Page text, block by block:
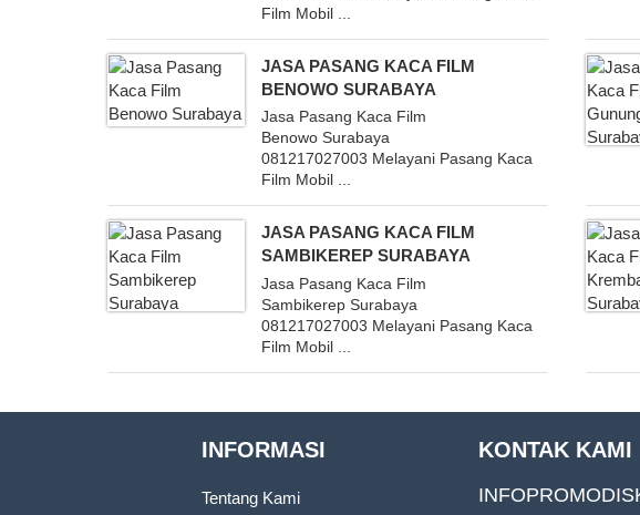
Film Mobil ...
JASA PASANG KACA FILM
BENOWO SURABAYA
Jasa Pasang Kaca Film
Benowo Surabaya
081217027003 Melayani Pasang Kaca
Film Mobil ...
JASA PASANG KACA FILM
SAMBIKEREP SURABAYA
Jasa Pasang Kaca Film
Sambikerep Surabaya
081217027003 Melayani Pasang Kaca
Film Mobil ...
INFORMASI
Tentang Kami
KONTAK KAMI